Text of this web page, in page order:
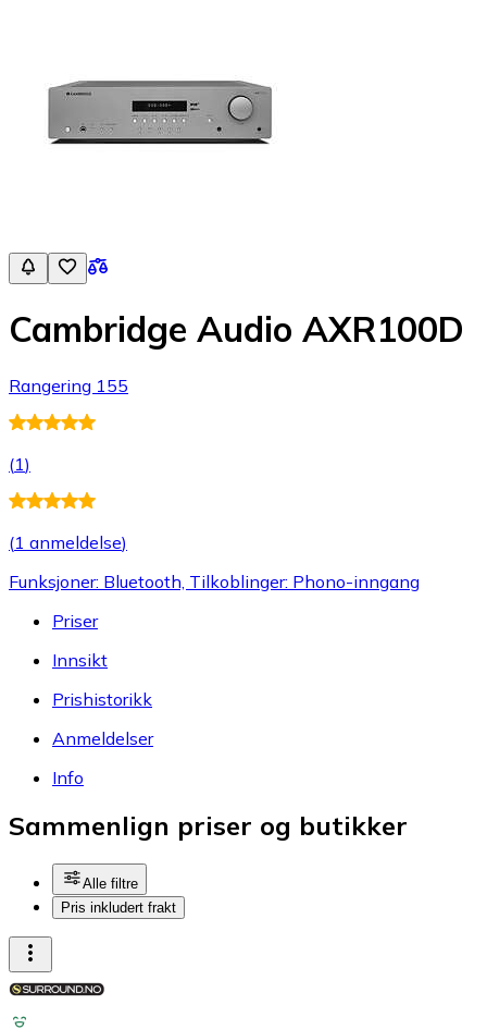
Cambridge Audio AXR100D
Rangering 155
(1)
(1 anmeldelse)
Funksjoner: Bluetooth, Tilkoblinger: Phono-inngang
Priser
Innsikt
Prishistorikk
Anmeldelser
Info
Sammenlign priser og butikker
Alle filtre
Pris inkludert frakt